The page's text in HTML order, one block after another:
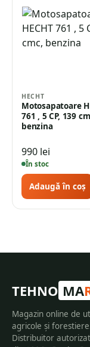
HECHT
Motosapatoare
761 , 5 CP, 139
benzina
990 lei
În stoc
Adaugă în coș
TEHNO MA
Magazin online de
agricole și
Distribuitor